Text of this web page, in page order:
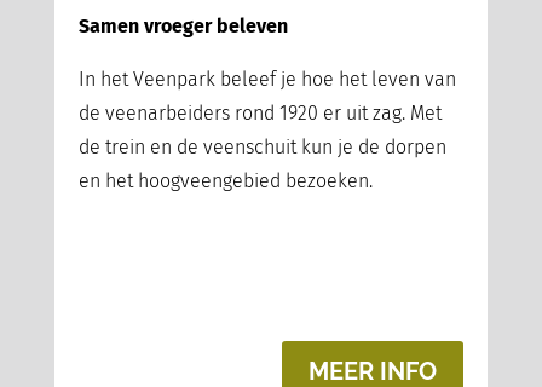
Samen vroeger beleven
In het Veenpark beleef je hoe het leven van
de veenarbeiders rond 1920 er uit zag. Met
de trein en de veenschuit kun je de dorpen
en het hoogveengebied bezoeken.
MEER INFO